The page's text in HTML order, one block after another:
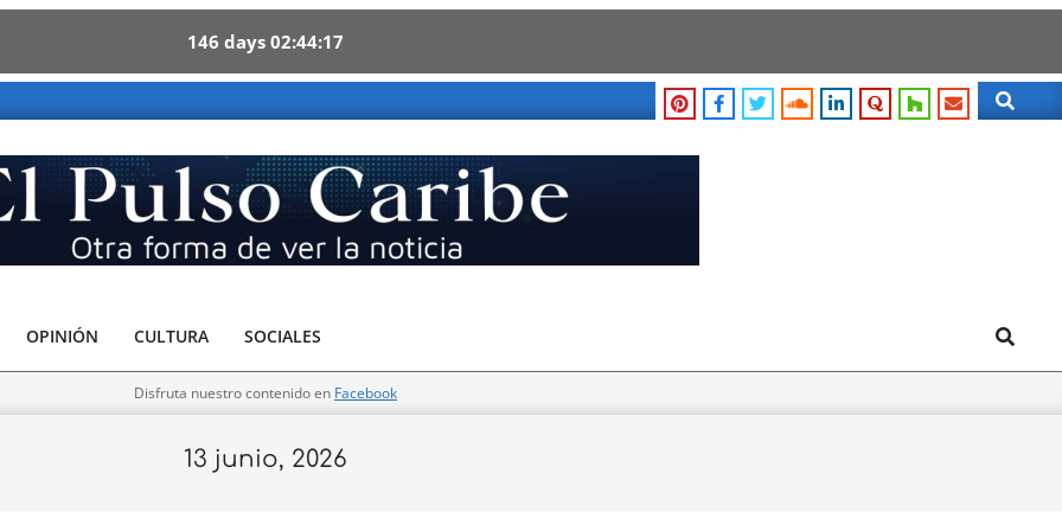
146 days 02 44 15
Search
OPINIÓN CULTURA SOCIALES Search
Disfruta nuestro contenido en Facebook
13 junio, 2026